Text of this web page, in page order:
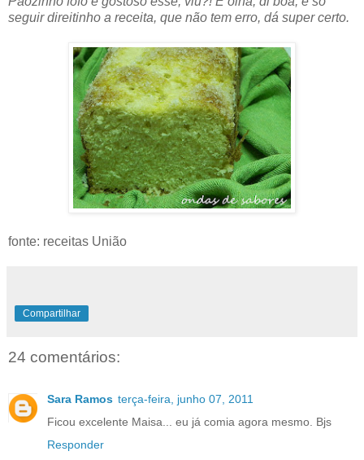
seguir direitinho a receita, que não tem erro, dá super certo.
fonte: receitas União
Compartilhar
24 comentários:
Sara Ramos terça-feira, junho 07, 2011
Ficou excelente Maisa... eu já comia agora mesmo. Bjs
Responder